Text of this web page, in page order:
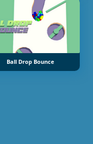
Ball Drop Bounce